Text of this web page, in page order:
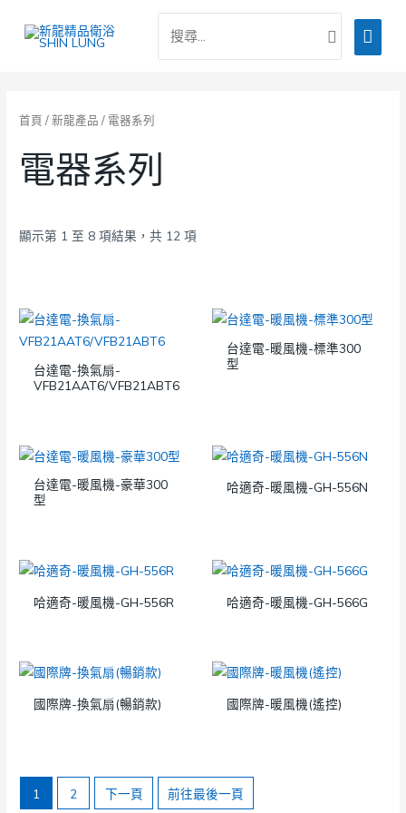
主
要
尋：
首頁 /新龍產品 / 電器系列
電器系列
顯示第 1 至 8 項結果，共 12 項
台達電-換氣扇-
VFB21AAT6/VFB21ABT6
台達電-暖風機-標準300
型
台達電-暖風機-豪華300
型
哈適奇-暖風機-GH-556N
哈適奇-暖風機-GH-556R 哈適奇-暖風機-GH-566G
國際牌-換氣扇(暢銷款) 國際牌-暖風機(遙控)
1 2 下一頁 前往最後一頁